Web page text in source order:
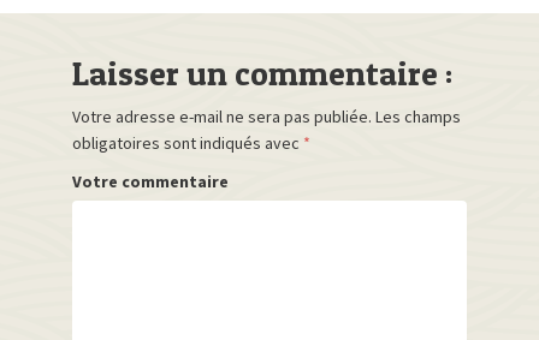
Laisser un commentaire :
Votre adresse e-mail ne sera pas publiée. Les champs
obligatoires sont indiqués avec *
Votre commentaire